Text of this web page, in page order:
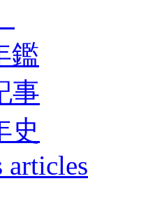
鑑
事
史
articles